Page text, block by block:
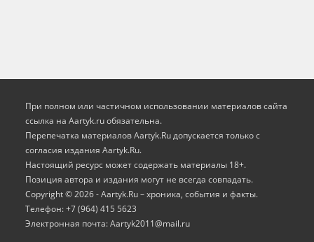
При полном или частичном использовании материалов сайта
ссылка на Aartyk.ru oбязательна.
Перепечатка материалов Aartyk.Ru допускается только с
согласия издания Aartyk.Ru.
Настоящий ресурс может содержать материалы 18+.
Позиция автора и издания могут не всегда совпадать.
Copyright © 2026 - Aartyk.Ru – хроника, события и факты.
Телефон: +7 (964) 415 5623
Электронная почта: Aartyk2011@mail.ru